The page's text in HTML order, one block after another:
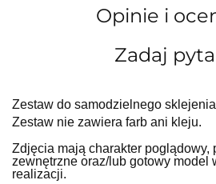
Opinie i
Zadaj
Zestaw do samodzielnego
Zestaw nie zawiera farb ani kleju.
Zdjęcia mają charakter poglądowy,
zewnętrzne oraz/lub gotowy model
realizacji.